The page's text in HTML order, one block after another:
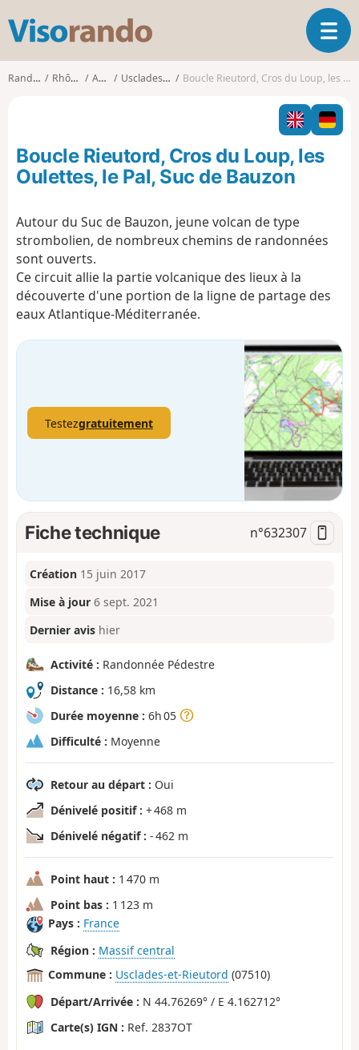
s
o
o
O
u
v
i
r
l
i
Randonnées Rhône-Alpes Ardèche Usclades-et-Rieutord Boucle Rieutord, Cros du Loup, les Oulettes, le Pal, Suc de Bauzon
Boucle Rieutord, Cros du Loup, les
Oulettes, le Pal, Suc de Bauzon
Autour du Suc de Bauzon, jeune volcan de type
strombolien, de nombreux chemins de randonnées
sont ouverts.
Ce circuit allie la partie volcanique des lieux à la
découverte d'une portion de la ligne de partage des
eaux Atlantique-Méditerranée.
Testezgratuitement
Fiche technique n°632307
Création 15 juin 2017
Mise à jour 6 sept. 2021
Dernier avis hier
Activité : Randonnée Pédestre
Distance : 16,58 km
Durée moyenne : 6h 05
Difficulté : Moyenne
Retour au départ : Oui
Dénivelé positif : + 468 m
Dénivelé négatif : - 462 m
Point haut : 1 470 m
Point bas : 1 123 m
Pays : France
Région : Massif central
Commune : Usclades-et-Rieutord (07510)
Départ/Arrivée : N 44.76269° / E 4.162712°
Carte(s) IGN : Ref. 2837OT